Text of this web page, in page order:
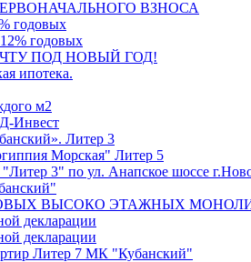
ВЗНОСА
годовых
годовых
ПОД НОВЫЙ ГОД!
ипотека.
м2
Инвест
Литер 3
Морская" Литер 5
3" по ул. Анапское шоссе
ВЫСОКО ЭТАЖНЫХ
декларации
декларации
Литер 7 МК "Кубанский"